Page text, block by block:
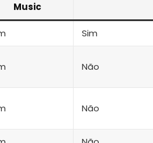
Music
Sim
Não
Não